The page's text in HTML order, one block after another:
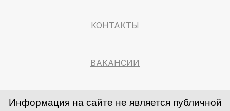
КОНТАКТЫ
ВАКАНСИИ
Информация на сайте не является публичной